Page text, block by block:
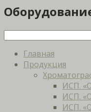
Главная
Продукция
ИСП.
ИСП.
ИСП.